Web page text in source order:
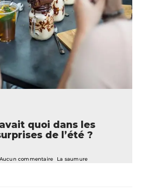
quoi dans les
de l’été ?
Aucun commentaire La saumure